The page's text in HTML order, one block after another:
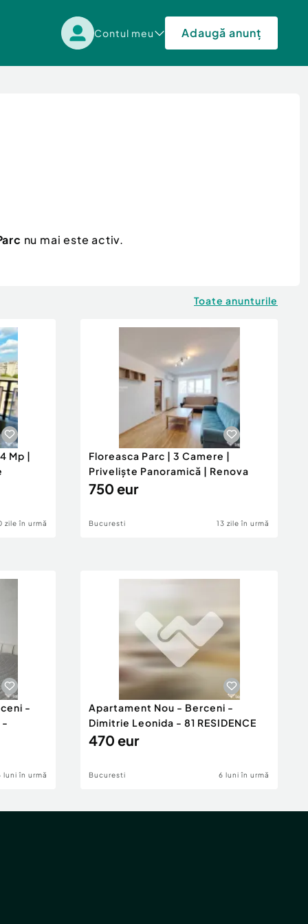
Contul meu Adaugă anunț
nu mai este activ.
Toate anunturile
Mp |
zile în urmă
Floreasca Parc | 3 Camere |
Priveliște Panoramică | Renova
750 eur
Bucuresti 13 zile în urmă
-
-
luni în urmă
Apartament Nou - Berceni -
Dimitrie Leonida - 81 RESIDENCE
470 eur
Bucuresti 6 luni în urmă